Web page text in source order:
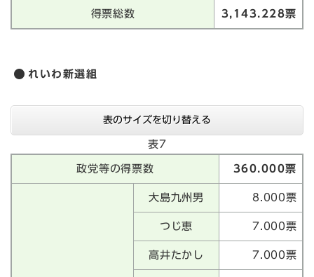
得票総数 3,143.228票
れいわ新選組
表のサイズを切り替える
表7
政党等の得票数 360.000票
大島九州男 8.000票
つじ恵 7.000票
高井たかし 7.000票